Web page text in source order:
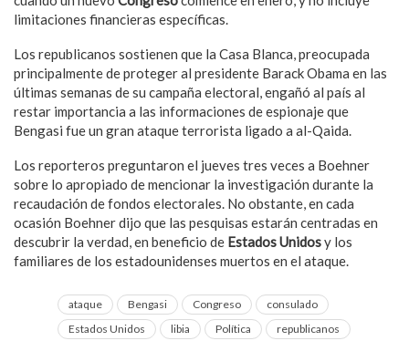
limitaciones financieras específicas.
Los republicanos sostienen que la Casa Blanca, preocupada
principalmente de proteger al presidente Barack Obama en las
últimas semanas de su campaña electoral, engañó al país al
restar importancia a las informaciones de espionaje que
Bengasi fue un gran ataque terrorista ligado a al-Qaida.
Los reporteros preguntaron el jueves tres veces a Boehner
sobre lo apropiado de mencionar la investigación durante la
recaudación de fondos electorales. No obstante, en cada
ocasión Boehner dijo que las pesquisas estarán centradas en
descubrir la verdad, en beneficio de Estados Unidosy los
familiares de los estadounidenses muertos en el ataque.
ataque Bengasi Congreso
consulado
Estados Unidos
libia Política republicanos